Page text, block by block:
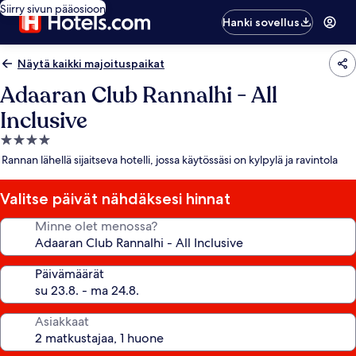
Siirry sivun pääosioon
Hanki sovellus
Näytä kaikki majoituspaikat
Adaaran Club Rannalhi - All
Inclusive
4.0
tähden
Rannan lähellä sijaitseva hotelli, jossa käytössäsi on kylpylä ja ravintola
Valitse päivät nähdäksesi hinnat
Minne olet menossa?
Päivämäärät
Asiakkaat